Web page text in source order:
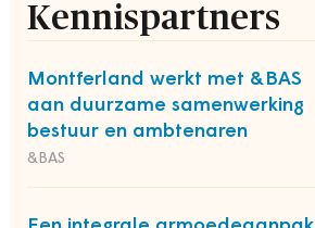
Kennispartners
Montferland werkt met &BAS
aan duurzame samenwerking
bestuur en ambtenaren
&BAS